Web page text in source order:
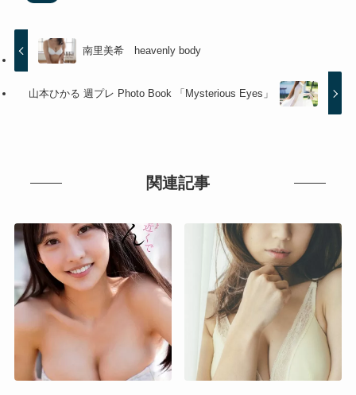
南里美希 heavenly body
山本ひかる 週プレ Photo Book 「Mysterious Eyes」
関連記事